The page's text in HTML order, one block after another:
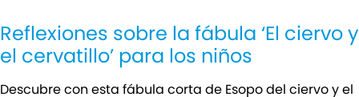
Reflexiones sobre la fábula ‘El ciervo y
el cervatillo’ para los niños
Descubre con esta fábula corta de Esopo del ciervo y el